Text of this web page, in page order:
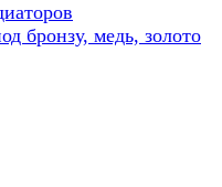
бронзу, медь, золото